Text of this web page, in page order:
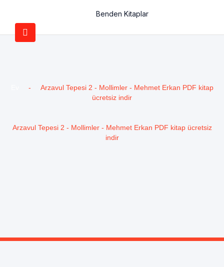
Benden Kitaplar
-
Arzavul Tepesi 2 - Mollimler - Mehmet Erkan PDF kitap
ücretsiz indir
Arzavul Tepesi 2 - Mollimler - Mehmet Erkan PDF kitap ücretsiz
indir